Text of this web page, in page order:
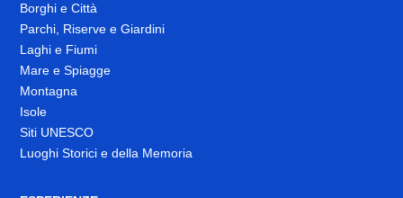
Borghi e Città
Parchi, Riserve e Giardini
Laghi e Fiumi
Mare e Spiagge
Montagna
Isole
Siti UNESCO
Luoghi Storici e della Memoria